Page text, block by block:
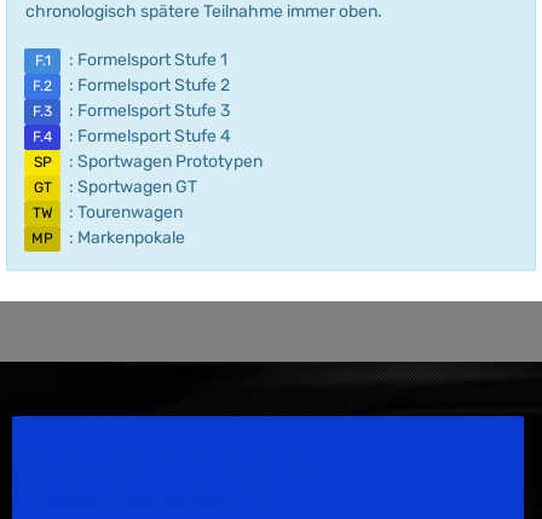
chronologisch spätere Teilnahme immer oben.
F.1 : Formelsport Stufe 1
F.2 : Formelsport Stufe 2
F.3 : Formelsport Stufe 3
F.4 : Formelsport Stufe 4
SP : Sportwagen Prototypen
GT : Sportwagen GT
TW : Tourenwagen
MP : Markenpokale